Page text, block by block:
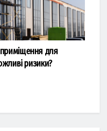
для
ризики?